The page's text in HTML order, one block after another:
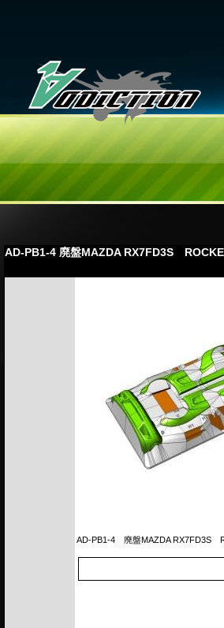
AD-PB1-4 廃盤MAZDA RX7FD3S
AD-PB1-4 廃盤MAZDA RX7FD3S